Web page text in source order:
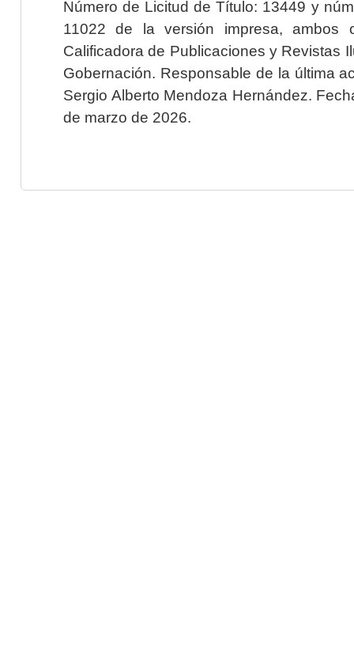
Número de Licitud de Título: 13449 y
11022 de la versión impresa, ambos
Calificadora de Publicaciones y Revistas
Gobernación. Responsable de la última
Sergio Alberto Mendoza Hernández.
de marzo de 2026.